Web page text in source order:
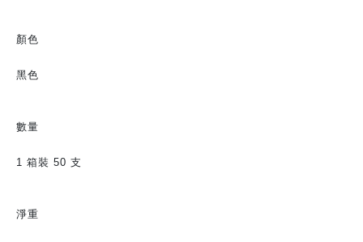
顏色
黑色
數量
1 箱裝 50 支
淨重